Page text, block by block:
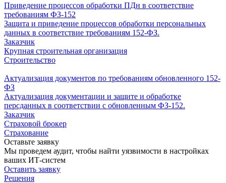
Приведение процессов обработки ПДн в соответствие
требованиям ФЗ-152
Защита и приведение процессов обработки персональных
данных в соответствие требованиям 152-ФЗ.
Заказчик
Крупная строительная организация
Строительство
Актуализация документов по требованиям обновленного 152-
ФЗ
Актуализация документации и защите и обработке
персданных в соответствии с обновленным ФЗ-152.
Заказчик
Страховой брокер
Страхование
Оставьте заявку
Мы проведем аудит, чтобы найти уязвимости в настройках
ваших ИТ-систем
Оставить заявку
Решения